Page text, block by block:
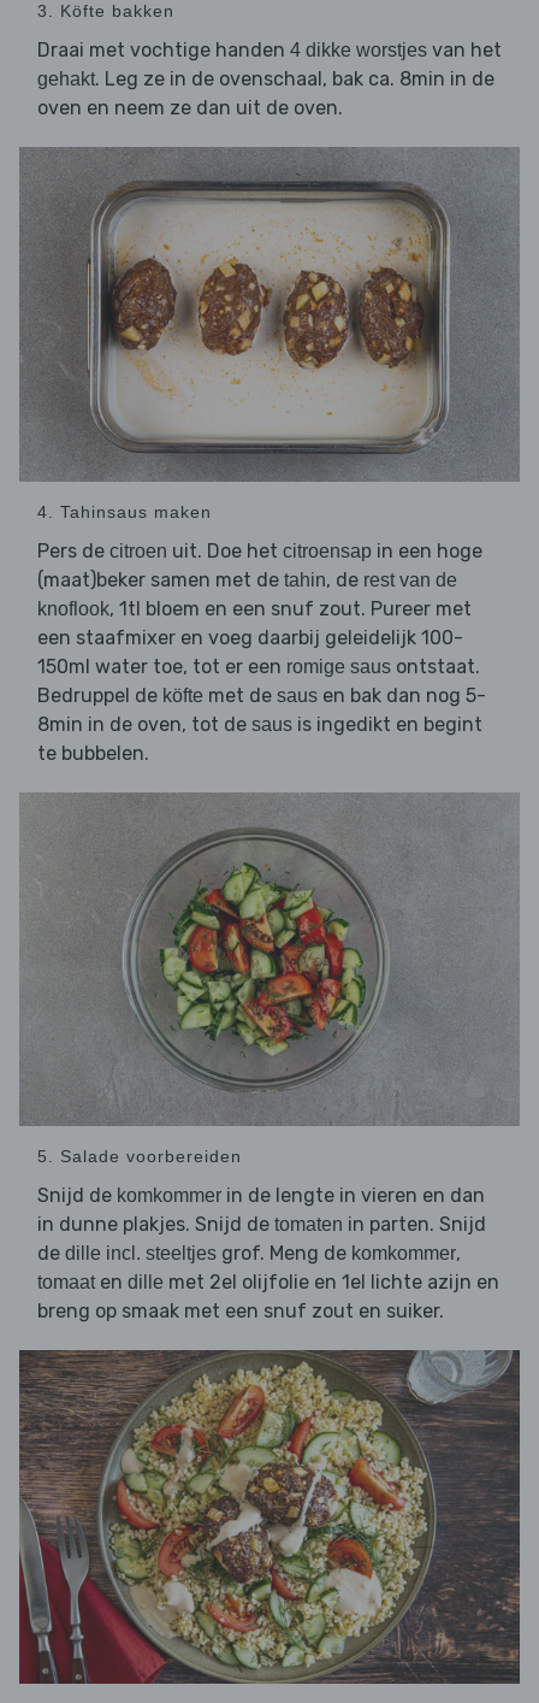
3. Köfte bakken
Draai met vochtige handen 4 dikke worstjes van het
gehakt. Leg ze in de ovenschaal, bak ca. 8min in de
oven en neem ze dan uit de oven.
4. Tahinsaus maken
Pers de citroen uit. Doe het citroensap in een hoge
(maat)beker samen met de tahin, de rest van de
knoflook, 1tl bloem en een snuf zout. Pureer met
een staafmixer en voeg daarbij geleidelijk 100-
150ml water toe, tot er een romige saus ontstaat.
Bedruppel de köfte met de saus en bak dan nog 5-
8min in de oven, tot de saus is ingedikt en begint
te bubbelen.
5. Salade voorbereiden
Snijd de komkommer in de lengte in vieren en dan
in dunne plakjes. Snijd de tomaten in parten. Snijd
de dille incl. steeltjes grof. Meng de komkommer,
tomaaten dille met 2el olijfolie en 1el lichte azijn en
breng op smaak met een snuf zout en suiker.